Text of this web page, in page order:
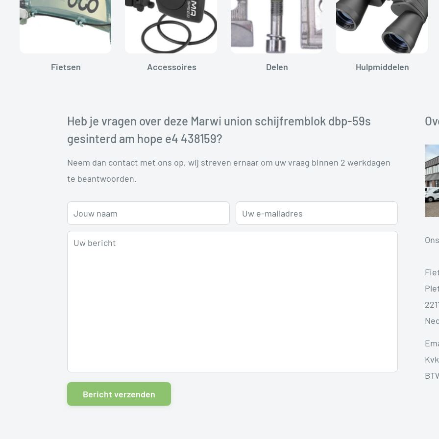
Fietsen Accessoires Delen Hulpmiddelen
Heb je vragen over deze Marwi union schijfremblok dbp-59s
gesinterd am hope e4 438159?
Neem dan contact met ons op, wij streven ernaar om uw vraag binnen 2 werkdagen
te beantwoorden.
Jouw naam Uw e-mailadres
Uw bericht
Bericht verzenden